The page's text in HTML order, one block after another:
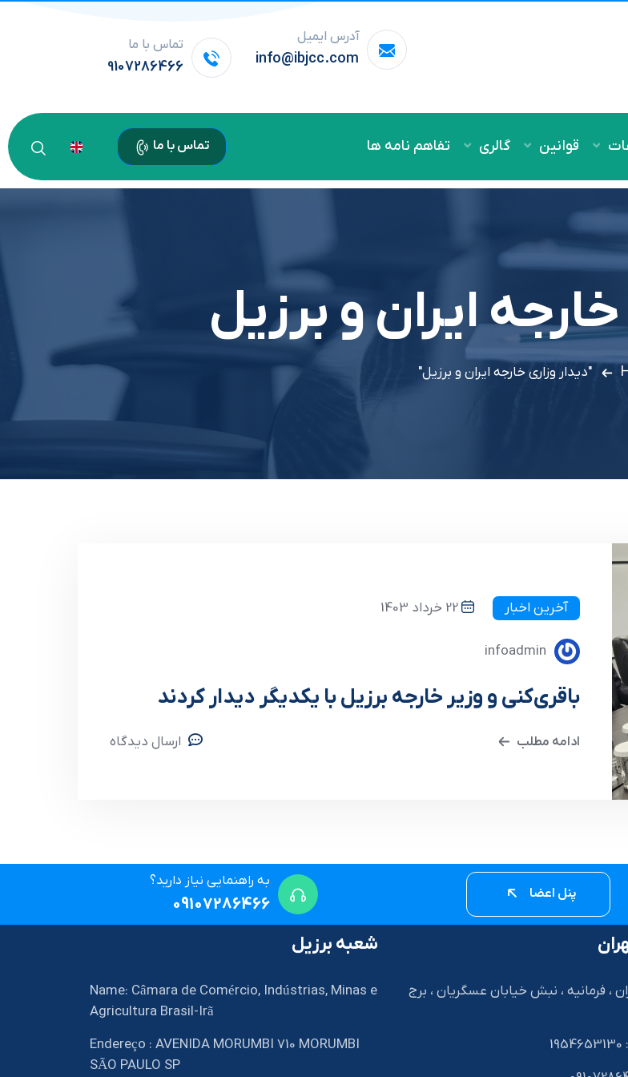
آدرس ایمیل
info@ibjcc.com
تماس با ما
9107286466
قوانین گالری تفاهم نامه ها تماس با ما
ایران و برزیل
"دیدار وزاری خارجه ایران و برزیل"
آخرین اخبار 22 خرداد 1403
infoadmin
باقری‌کنی و وزیر خارجه برزیل با یکدیگر دیدار کردند
ادامه مطلب ارسال دیدگاه
پنل اعضا
به راهنمایی نیاز دارید؟
09107286466
، فرمانیه ، نبش خیابان عسگریان ، برج
شعبه برزیل
Name: Câmara de Comércio, Indústrias, Minas e
Agricultura Brasil-Irã
Endereço : AVENIDA MORUMBI 710 MORUMBI
SÃO PAULO SP